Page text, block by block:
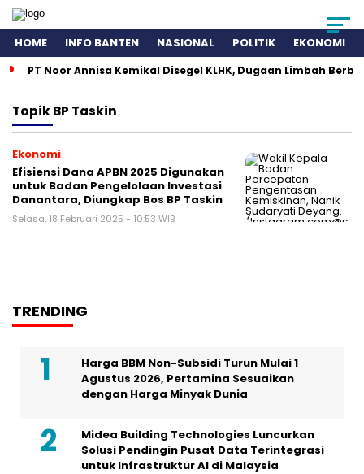
HOME INFO BANTEN NASIONAL POLITIK EKONOMI
PT Noor Annisa Kemikal Disegel KLHK, Dugaan Limbah
TopikBP Taskin
Ekonomi
Efisiensi Dana APBN 2025 Digunakan
untuk Badan Pengelolaan Investasi
Danantara, Diungkap Bos BP Taskin
Selasa, 18 Februari 2025 - 10:53 WIB
TRENDING
Harga BBM Non-Subsidi Turun Mulai 1
Agustus 2026, Pertamina Sesuaikan
dengan Harga Minyak Dunia
Midea Building Technologies Luncurkan
Solusi Pendingin Pusat Data Terintegrasi
untuk Infrastruktur AI di Malaysia